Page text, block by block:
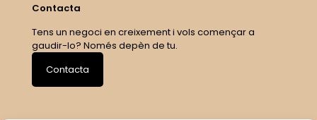
Contacta
Tens un negoci en creixement i vols començar a
gaudir-lo? Només depèn de tu.
Contacta